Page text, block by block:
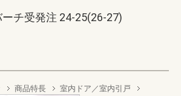
チ受発注 24-25(26-27)
商品特長 室内ドア／室内引戸